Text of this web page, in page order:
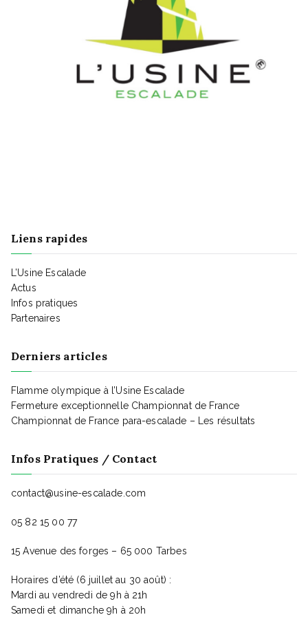
t
Liens rapides
L’Usine Escalade
Actus
Infos pratiques
Partenaires
Derniers articles
Flamme olympique à l’Usine Escalade
Fermeture exceptionnelle Championnat de France
Championnat de France para-escalade – Les résultats
Infos Pratiques / Contact
contact@usine-escalade.com
05 82 15 00 77
15 Avenue des forges – 65 000 Tarbes
Horaires d’été (6 juillet au 30 août) :
Mardi au vendredi de 9h à 21h
Samedi et dimanche 9h à 20h